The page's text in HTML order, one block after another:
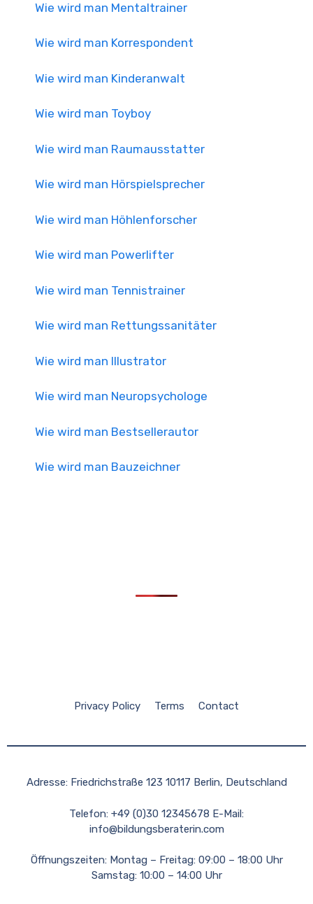
Wie wird man Mentaltrainer
Wie wird man Korrespondent
Wie wird man Kinderanwalt
Wie wird man Toyboy
Wie wird man Raumausstatter
Wie wird man Hörspielsprecher
Wie wird man Höhlenforscher
Wie wird man Powerlifter
Wie wird man Tennistrainer
Wie wird man Rettungssanitäter
Wie wird man Illustrator
Wie wird man Neuropsychologe
Wie wird man Bestsellerautor
Wie wird man Bauzeichner
Privacy Policy Terms Contact
Adresse: Friedrichstraße 123 10117 Berlin, Deutschland
Telefon: +49 (0)30 12345678 E-Mail:
info@bildungsberaterin.com
Öffnungszeiten: Montag – Freitag: 09:00 – 18:00 Uhr
Samstag: 10:00 – 14:00 Uhr